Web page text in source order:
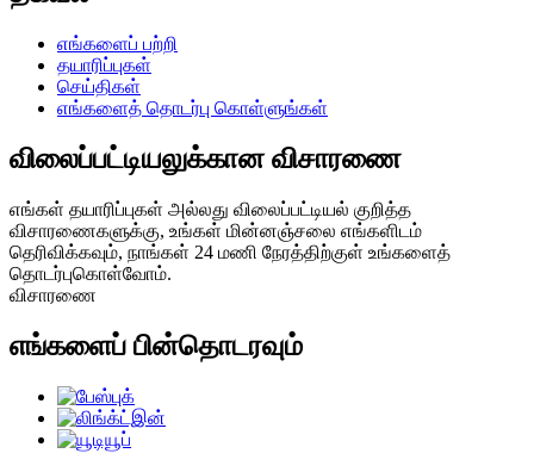
எங்களைப் பற்றி
தயாரிப்புகள்
செய்திகள்
எங்களைத் தொடர்பு கொள்ளுங்கள்
விலைப்பட்டியலுக்கான விசாரணை
எங்கள் தயாரிப்புகள் அல்லது விலைப்பட்டியல் குறித்த
விசாரணைகளுக்கு, உங்கள் மின்னஞ்சலை எங்களிடம்
தெரிவிக்கவும், நாங்கள் 24 மணி நேரத்திற்குள் உங்களைத்
தொடர்புகொள்வோம்.
விசாரணை
எங்களைப் பின்தொடரவும்